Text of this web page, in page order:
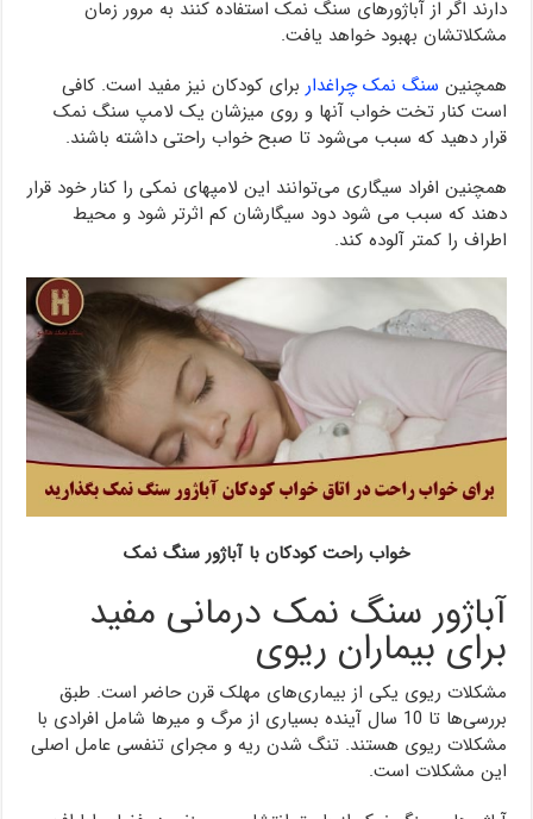
دارند اگر از آباژورهای سنگ نمک استفاده کنند به مرور زمان
مشکلاتشان بهبود خواهد یافت.
همچنین سنگ نمک چراغدار برای کودکان نیز مفید است. کافی
است کنار تخت خواب آنها و روی میزشان یک لامپ سنگ نمک
قرار دهید که سبب می‌شود تا صبح خواب راحتی داشته باشند.
همچنین افراد سیگاری می‌توانند این لامپهای نمکی را کنار خود قرار
دهند که سبب می شود دود سیگارشان کم اثرتر شود و محیط
اطراف را کمتر آلوده کند.
خواب راحت کودکان با آباژور سنگ نمک
آباژور سنگ نمک درمانی مفید
برای بیماران ریوی
مشکلات ریوی یکی از بیماری‌های مهلک قرن حاضر است. طبق
بررسی‌ها تا 10 سال آینده بسیاری از مرگ و میرها شامل افرادی با
مشکلات ریوی هستند. تنگ شدن ریه و مجرای تنفسی عامل اصلی
این مشکلات است.